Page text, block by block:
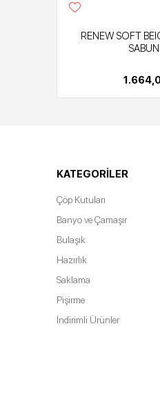
RENEW SOFT
KATEGORILER
Çöp Kutuları
Banyo ve Çamaşır
Bulaşık
Hazırlık
Saklama
Pişirme
İndirimli Ürünler